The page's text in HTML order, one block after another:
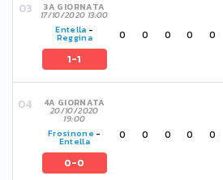
3A GIORNATA
17/10/2020 13:00
Entella -
Reggina
1-1
0 0 0 0 0
4A GIORNATA
20/10/2020
19:00
Frosinone -
Entella
0-0
0 0 0 0 0